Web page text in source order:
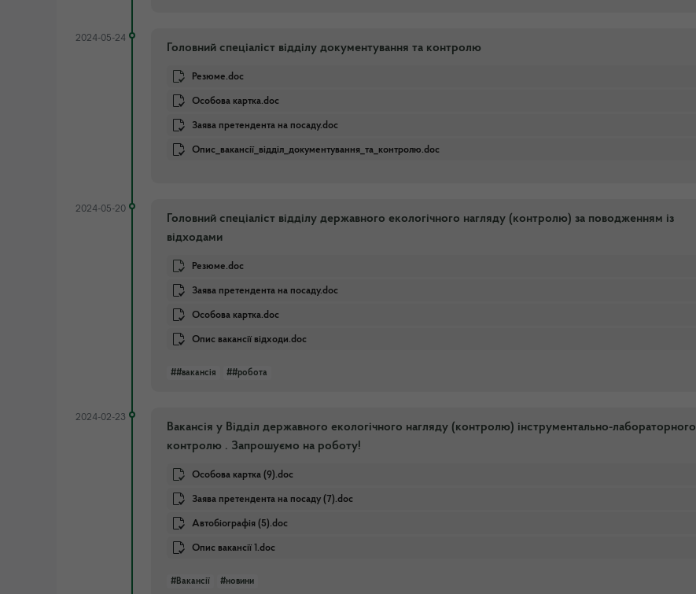
2024-05-24
Головний спеціаліст відділу документування та контролю
Резюме.doc
Особова картка.doc
Заява претендента на посаду.doc
Опис_вакансії_відділ_документування_та_контролю.doc
2024-05-20
Головний спеціаліст відділу державного екологічного нагляду (контролю) за поводженням із
відходами
Резюме.doc
Заява претендента на посаду.doc
Особова картка.doc
Опис вакансії відходи.doc
##вакансія ##робота
2024-02-23
Вакансія у Відділ державного екологічного нагляду (контролю) інструментально-лабораторного
контролю . Запрошуємо на роботу!
Особова картка (9).doc
Заява претендента на посаду (7).doc
Автобіографія (5).doc
Опис вакансії 1.doc
#Вакансії #новини